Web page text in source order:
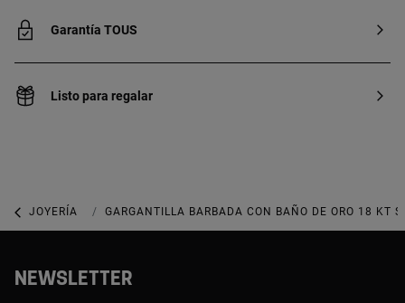
Garantía TOUS
Listo para regalar
JOYERÍA COLLARES
GARGANTILLA BARBADA CON BAÑO DE ORO 18 KT
NEWSLETTER